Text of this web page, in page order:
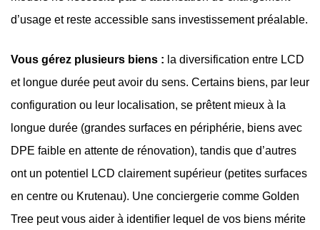
d’usage et reste accessible sans investissement préalable.
Vous gérez plusieurs biens : la diversification entre LCD
et longue durée peut avoir du sens. Certains biens, par leur
configuration ou leur localisation, se prêtent mieux à la
longue durée (grandes surfaces en périphérie, biens avec
DPE faible en attente de rénovation), tandis que d’autres
ont un potentiel LCD clairement supérieur (petites surfaces
en centre ou Krutenau). Une conciergerie comme Golden
Tree peut vous aider à identifier lequel de vos biens mérite